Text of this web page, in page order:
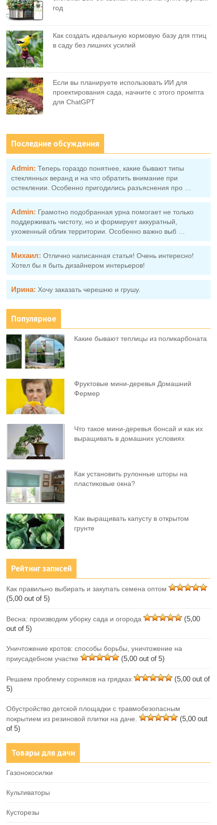
год
Как создать идеальную кормовую базу для птиц
в саду без лишних усилий
Если вы планируете использовать ИИ для
проектирования сада, начните с этого промпта
для ChatGPT
Последние обсуждения
Admin: Теперь гораздо понятнее, какие бывают типы
стеклянных веранд и на что обратить внимание при
остеклении. Особенно пригодились разъяснения про …
Admin: Грамотно подобранная урна помогает не только
поддерживать чистоту, но и формирует аккуратный,
ухоженный облик территории. Особенно важно выб …
Михаил: Отлично написанная статья! Очень интересно!
Хотел бы я быть дизайнером интерьеров!
Ирина: Хочу заказать черешню и грушу.
Популярное
Какие бывают теплицы из поликарбоната
Фруктовыe мини-деревья Домашний
Фермер
Что такое мини-деревья бонсай и как их
выращивать в домашних условиях
Как установить рулонные шторы на
пластиковые окна?
Как выращивать капусту в открытом
грунте
Рейтинг записей
Как правильно выбирать и закупать семена оптом
(5,00 out of 5)
Весна: производим уборку сада и огорода
(5,00
out of 5)
Уничтожение кротов: способы борьбы, уничтожение на
приусадебном участке
(5,00 out of 5)
Решаем проблему сорняков на грядках
(5,00 out of
5)
Обустройство детской площадки с травмобезопасным
покрытием из резиновой плитки на даче.
(5,00 out
of 5)
Товары для дачи
Газонокосилки
Культиваторы
Кусторезы